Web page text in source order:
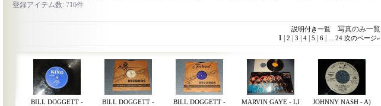
登録アイテム数:716件
説明付き一覧写真のみ一覧
1| 2 3 4| 5 6| ... 24 次のページ»
BILL DOGGETT -
BILL DOGGETT -
BILL DOGGETT -
MARVIN GAYE - LI
JOHNNY NASH - A)